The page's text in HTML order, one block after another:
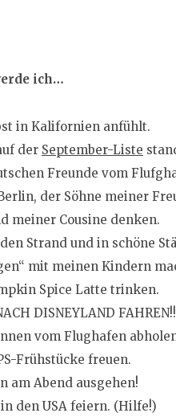
ich…
in Kalifornien anfühlt.
der September-Liste
Freunde vom
der Söhne meiner
meiner Cousine denken.
Strand und in schöne
mit meinen Kindern
Spice Latte trinken.
DISNEYLAND
vom Flughafen
Frühstücke freuen.
am Abend ausgehen!
den USA feiern. (Hilfe!)